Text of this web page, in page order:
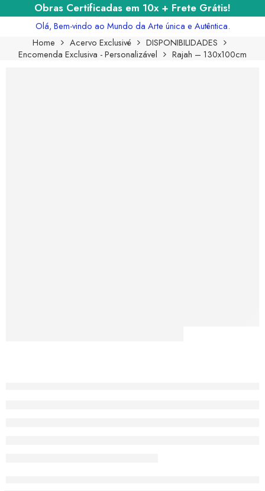
Obras Certificadas em 10x + Frete Grátis!
Olá, Bem-vindo ao Mundo da Arte única e Autêntica.
Home
Acervo Exclusivé
DISPONIBILIDADES
Encomenda Exclusiva - Personalizável
Rajah – 130x100cm